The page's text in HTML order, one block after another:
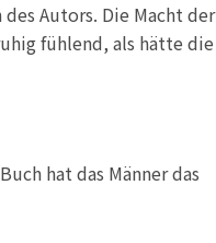
Autors. Die Macht der
fühlend, als hätte die
hat das Männer das